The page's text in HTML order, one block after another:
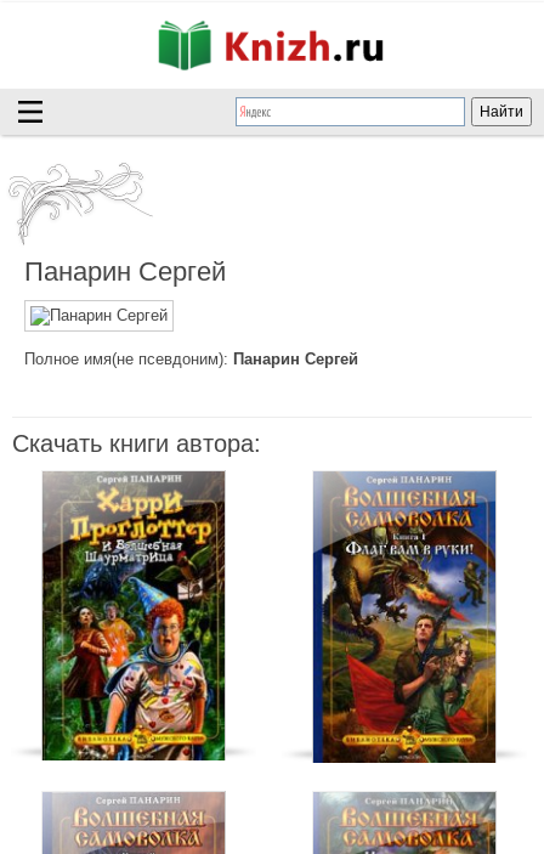
Панарин Сергей
Полное имя(не псевдоним): Панарин Сергей
Скачать книги автора: